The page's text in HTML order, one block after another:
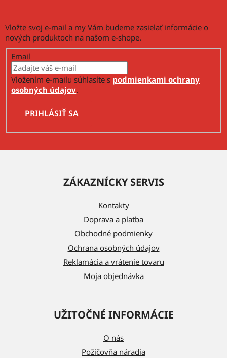
Vložte svoj e-mail a my Vám budeme zasielať informácie o
nových produktoch na našom e-shope.
Email
Vložením e-mailu súhlasíte s podmienkami ochrany
osobných údajov.
PRIHLÁSIŤ SA
ZÁKAZNÍCKY SERVIS
Kontakty
Doprava a platba
Obchodné podmienky
Ochrana osobných údajov
Reklamácia a vrátenie tovaru
Moja objednávka
UŽITOČNÉ INFORMÁCIE
O nás
Požičovňa náradia